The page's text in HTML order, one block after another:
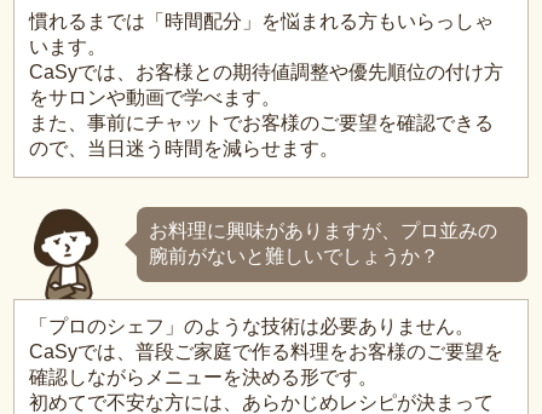
慣れるまでは「時間配分」を悩まれる方もいらっしゃ
います。
CaSyでは、お客様との期待値調整や優先順位の付け方
をサロンや動画で学べます。
また、事前にチャットでお客様のご要望を確認できる
ので、当日迷う時間を減らせます。
お料理に興味がありますが、プロ並みの
腕前がないと難しいでしょうか？
「プロのシェフ」のような技術は必要ありません。
CaSyでは、普段ご家庭で作る料理をお客様のご要望を
確認しながらメニューを決める形です。
初めてで不安な方には、あらかじめレシピが決まって